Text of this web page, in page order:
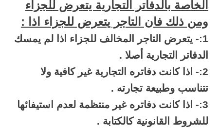
الخاصة بالدفاتر التجارية يتعرض للجزاء
ومن ذلك فان التاجر يتعرض للجزاء اذا :
1:- يتعرض التاجر المخالف للجزاء اذا لم يمسك
الدفاتر التجارية أصلا .
2:- اذا كانت دفاتره التجارية غير كافية ولا
تتناسب وطبيعة تجارته .
3:- اذا كانت دفاتره غير منتظمة لعدم استيفائها
للشروط القانونية كالكتابة .